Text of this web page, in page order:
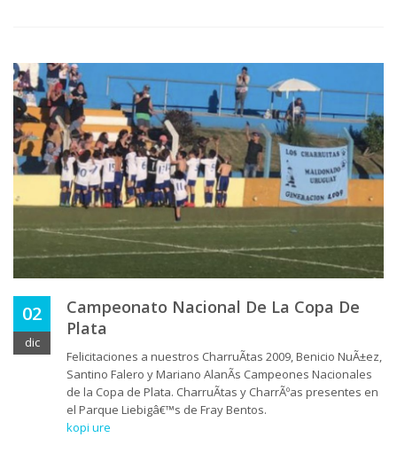
02
dic
Campeonato Nacional De La Copa De
Plata
Felicitaciones a nuestros CharruÃ­tas 2009, Benicio NuÃ±ez,
Santino Falero y Mariano AlanÃ­s Campeones Nacionales
de la Copa de Plata. CharruÃ­tas y CharrÃºas presentes en
el Parque Liebigâ€™s de Fray Bentos.
kopi ure